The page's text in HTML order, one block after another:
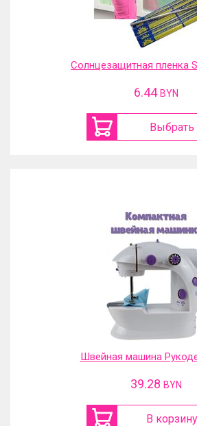
Солнцезащитная пленка
6.44 BYN
Выбрать
Швейная машина
39.28 BYN
В корзину